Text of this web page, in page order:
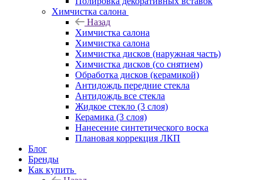
Химчистка салона
Назад
Химчистка салона
Химчистка салона
Химчистка дисков (наружная часть)
Химчистка дисков (со снятием)
Обработка дисков (керамикой)
Антидождь передние стекла
Антидождь все стекла
Жидкое стекло (3 слоя)
Керамика (3 слоя)
Нанесение синтетического воска
Плановая коррекция ЛКП
Блог
Бренды
Как купить